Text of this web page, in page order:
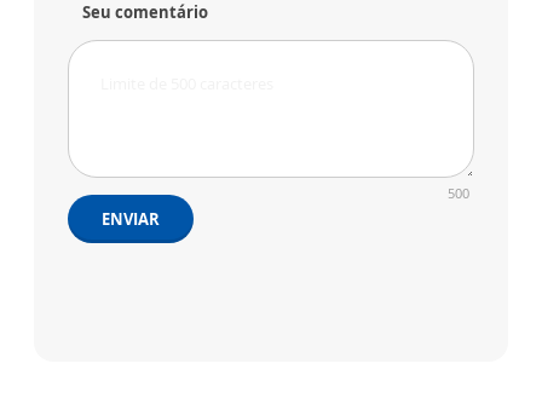
Seu comentário
500
ENVIAR